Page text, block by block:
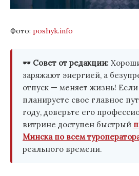
Фото: poshyk.info
🕶️ Совет от редакции:
заряжают энергией, а
отпуск — меняет жизнь!
планируете свое главное
году, доверьте его
витрине доступен быстрый
Минска по всем
реального времени.